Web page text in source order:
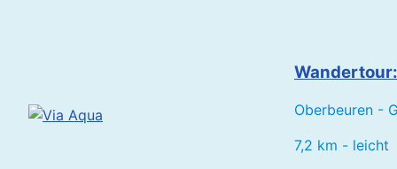
Oberbeuren -
7,2 km - leicht